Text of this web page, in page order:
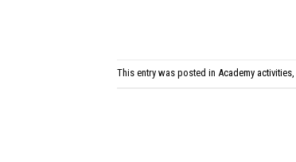
This entry was posted in Academy activities